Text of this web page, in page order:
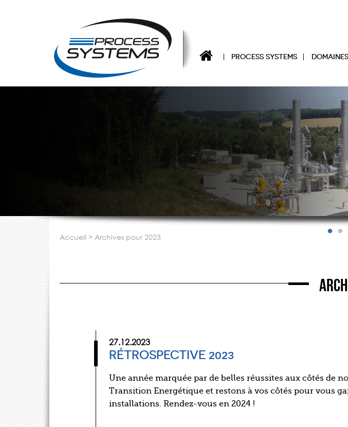
PROCESS SYSTEMS
accueil > archives pour 2023
27.12.2023
RÉTROSPECTIVE 2023
Une année marquée par de belles réussites aux côtés de
Transition Energétique et restons à vos côtés pour vous
installations. Rendez-vous en 2024 !